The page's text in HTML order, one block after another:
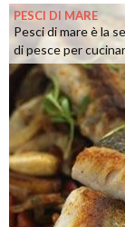
PESCI DI MARE
Pesci di mare è la
di pesce per